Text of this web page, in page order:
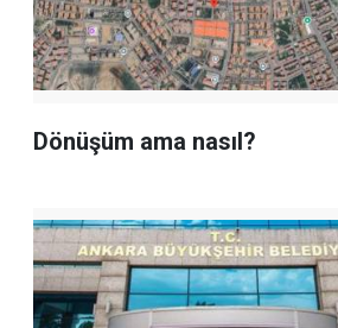
Dönüşüm ama nasıl?